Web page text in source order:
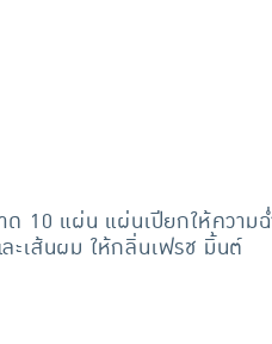
10 แผ่น แผ่นเปียกให้ควา
เส้นผม ให้กลิ่นเฟรช มิ้นต์